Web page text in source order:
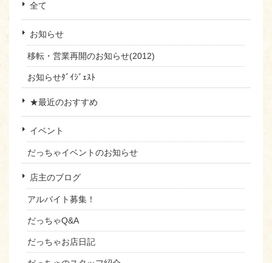
全て
お知らせ
移転・営業再開のお知らせ(2012)
お知らせﾀﾞｲｼﾞｪｽﾄ
★最近のおすすめ
イベント
だっちゃイベントのお知らせ
店主のブログ
アルバイト募集！
だっちゃQ&A
だっちゃお店日記